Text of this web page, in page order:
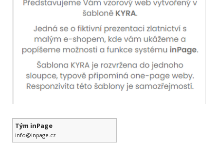
Tým inPage
info@inpage.cz